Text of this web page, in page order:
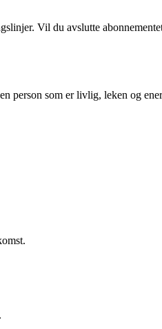
Vil du avslutte
person som er livlig, leken og